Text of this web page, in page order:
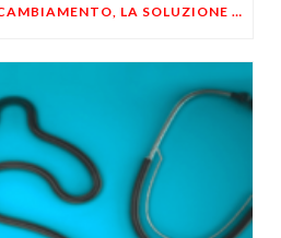
PER ABBRACCIARE IL CAMBIAMENTO, LA SOLUZIONE E’ INDIVIDUALE